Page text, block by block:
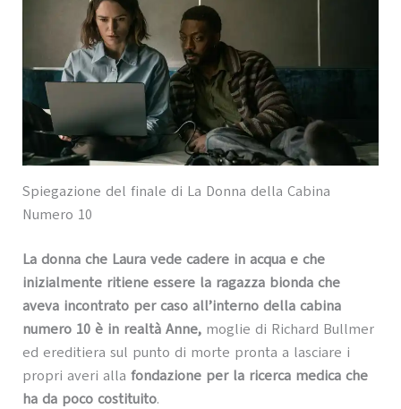
Spiegazione del finale di La Donna della Cabina
Numero 10
La donna che Laura vede cadere in acqua e che
inizialmente ritiene essere la ragazza bionda che
aveva incontrato per caso all’interno della cabina
numero 10 è in realtà Anne,moglie di Richard Bullmer
ed ereditiera sul punto di morte pronta a lasciare i
propri averi alla fondazione per la ricerca medica che
ha da poco costituito.